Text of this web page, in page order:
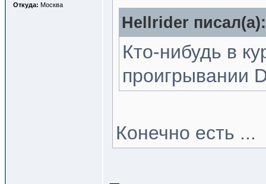
Откуда: Москва
Hellrider писал(a):
Кто-нибудь в
проигрывании
Конечно есть ...